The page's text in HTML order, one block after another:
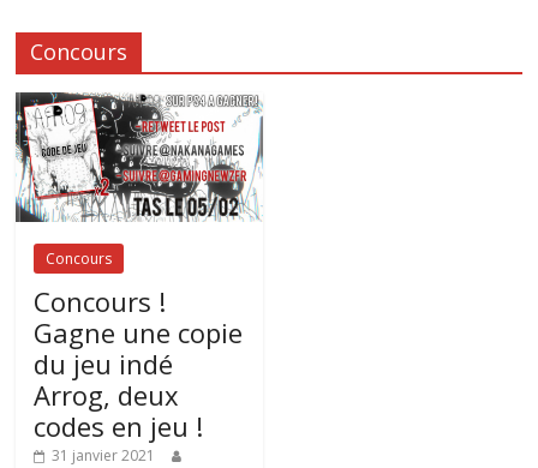
Concours
Concours
Concours !
Gagne une copie
du jeu indé
Arrog, deux
codes en jeu !
31 janvier 2021